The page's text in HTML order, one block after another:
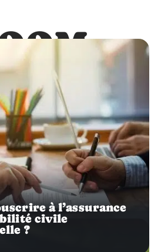
à l’assurance
civile
?